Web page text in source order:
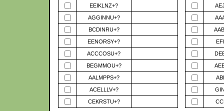
EEIKLNZ+?
AGGINNU+?
BCDINRU+?
EENORSY+?
ACCCOSU+?
BEGMMOU+?
AALMPPS+?
ACELLLV+?
CEKRSTU+?